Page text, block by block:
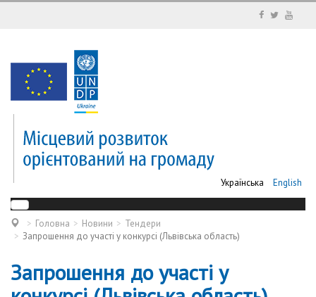
Українська English
Головна Новини
Тендери
Запрошення до участі у конкурсі (Львівська область)
Запрошення до участі у